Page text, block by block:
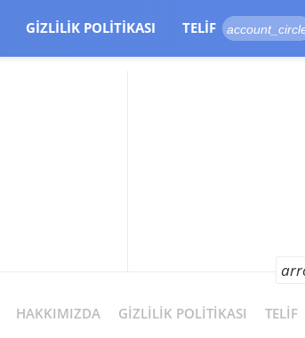
GIZLILIK POLITIKASI TELIF
HAKKIMIZDA GIZLILIK POLITIKASI TELIF